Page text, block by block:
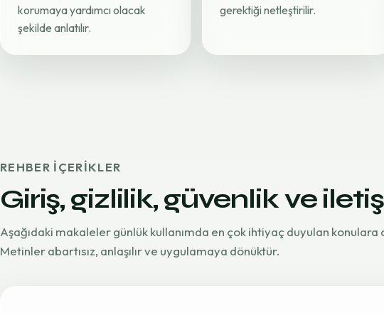
korumaya yardımcı olacak
şekilde anlatılır.
gerektiği netleştirilir.
REHBER IÇERIKLER
Giriş, gizlilik, güvenlik ve
Aşağıdaki makaleler günlük kullanımda en çok ihtiyaç duyulan konulara
Metinler abartısız, anlaşılır ve uygulamaya dönüktür.